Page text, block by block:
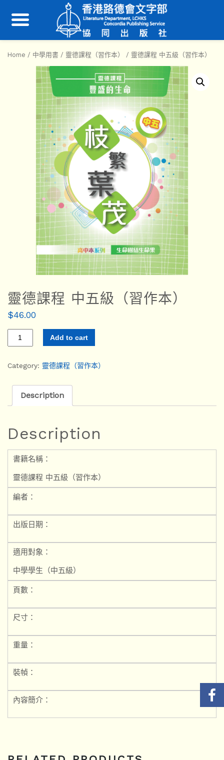
Home / 中學用書 / 靈德課程（習作本） / 靈德課程 中五級（習作本）
靈德課程 中五級（習作本）
$46.00
Add to cart
Category: 靈德課程（習作本）
Description
Description
書籍名稱：
靈德課程 中五級（習作本）
編者：
出版日期：
適用對象：
中學學生（中五級）
頁數：
尺寸：
重量：
裝幀：
內容簡介：